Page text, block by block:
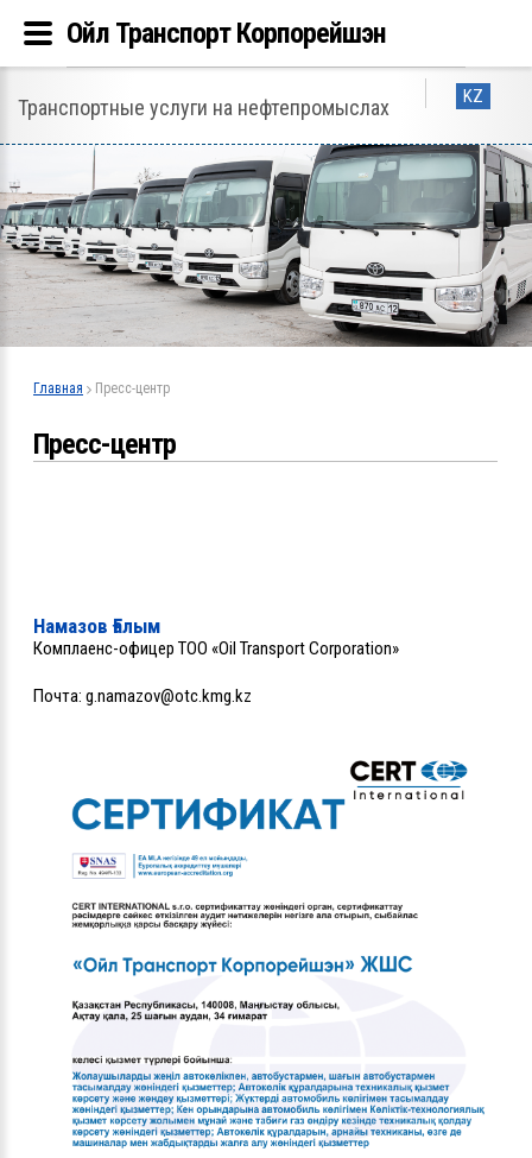
KZ
Транспортные услуги на нефтепромыслах
Главная Пресс-центр
Пресс-центр
Намазов Ғалым
Комплаенс-офицер ТОО «Oil Transport Corporation»
Почта: g.namazov@otc.kmg.kz
Ойл Транспорт Корпорейшэн